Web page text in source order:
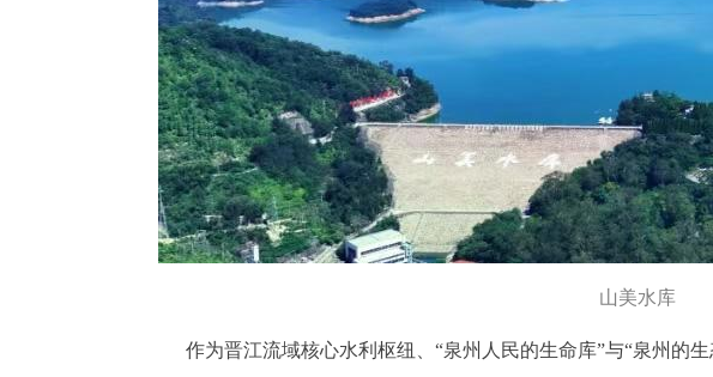
山美水库
作为晋江流域核心水利枢纽、“泉州人民的生命库”与“泉州的